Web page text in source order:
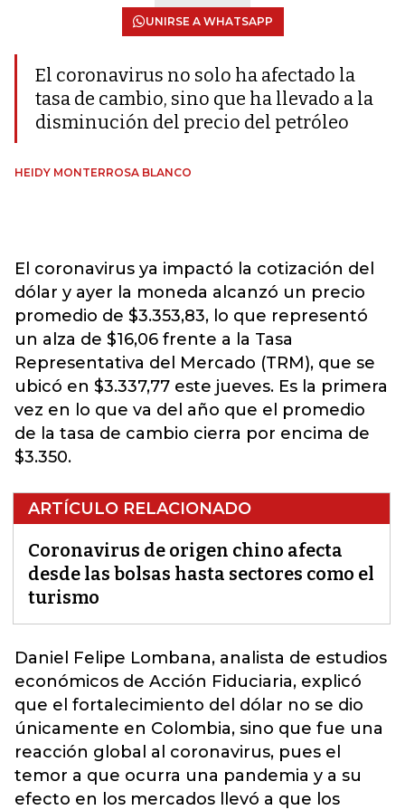
UNIRSE A WHATSAPP
El coronavirus no solo ha afectado la
tasa de cambio, sino que ha llevado a la
disminución del precio del petróleo
HEIDY MONTERROSA BLANCO
El coronavirus ya impactó la cotización del
dólar y ayer la moneda alcanzó un precio
promedio de $3.353,83, lo que representó
un alza de $16,06 frente a la Tasa
Representativa del Mercado (TRM), que se
ubicó en $3.337,77 este jueves. Es la primera
vez en lo que va del año que el promedio
de la tasa de cambio cierra por encima de
$3.350.
ARTÍCULO RELACIONADO
Coronavirus de origen chino afecta
desde las bolsas hasta sectores como el
turismo
Daniel Felipe Lombana, analista de estudios
económicos de Acción Fiduciaria, explicó
que el fortalecimiento del dólar no se dio
únicamente en Colombia, sino que fue una
reacción global al coronavirus, pues el
temor a que ocurra una pandemia y a su
efecto en los mercados llevó a que los